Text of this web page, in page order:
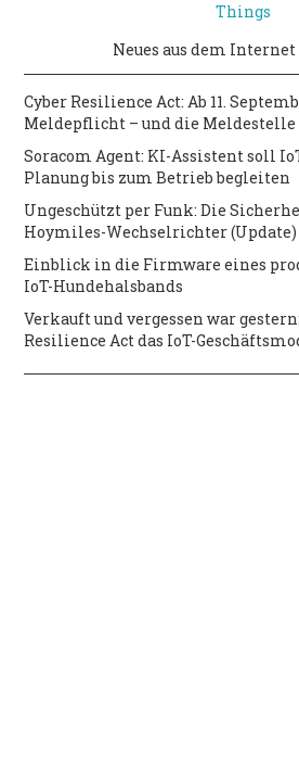
Neues aus dem
Cyber Resilience Act: Ab 11.
Meldepflicht – und die
Soracom Agent: KI-Assistent soll
Planung bis zum Betrieb begleiten
Ungeschützt per Funk: Die
Hoymiles-Wechselrichter (Update)
Einblick in die Firmware eines
IoT-Hundehalsbands
Verkauft und vergessen war
Resilience Act das IoT-